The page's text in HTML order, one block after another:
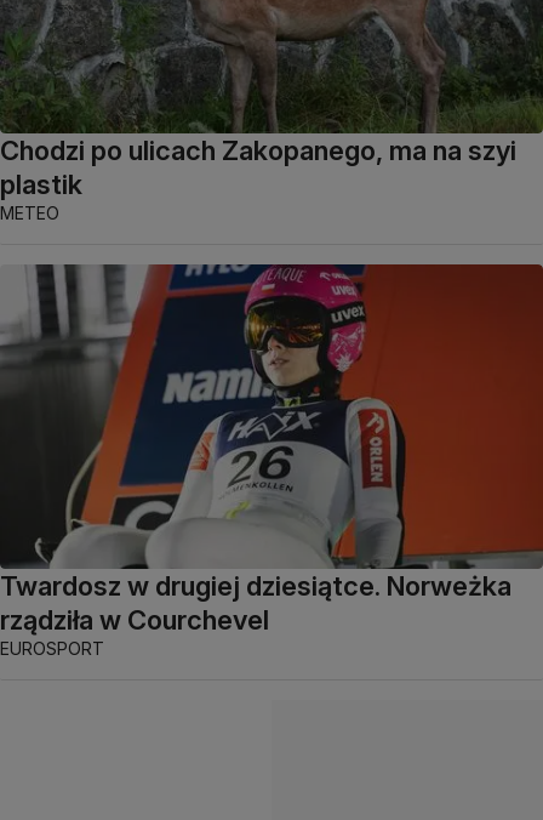
Chodzi po ulicach Zakopanego, ma na szyi
plastik
METEO
Twardosz w drugiej dziesiątce. Norweżka
rządziła w Courchevel
EUROSPORT